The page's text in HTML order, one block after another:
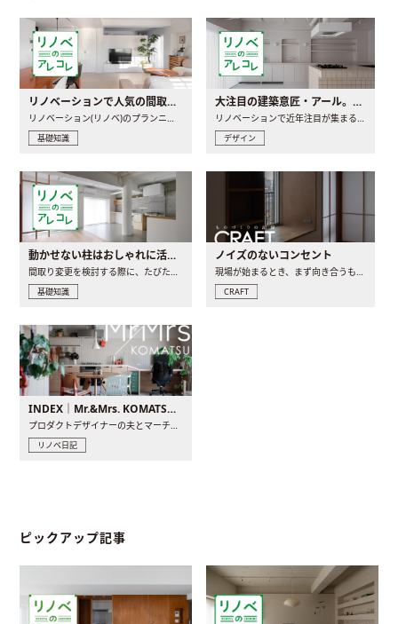
リノベーションで人気の間取りとは？トレンドの間取りと実例を徹底解説
リノベーション(リノベ)のプランニングで一番最初に決めるのは..
基礎知識
大注目の建築意匠・アール。人気の理由と空間に取り入れるポイント
リノベーションで近年注目が集まる建築意匠の一つであるアール..
デザイン
動かせない柱はおしゃれに活用！柱を魅せるリノベーション(リノベ)4選
間取り変更を検討する際に、たびたび皆さんの頭を悩ませる動か..
基礎知識
ノイズのないコンセント
現場が始まるとき、まず向き合うものの一つがコンセントです..
CRAFT
INDEX｜Mr.&Mrs. KOMATSU renovation diary
プロダクトデザイナーの夫とマーチャンダイザーの妻が、夫婦で..
リノベ日記
ピックアップ記事